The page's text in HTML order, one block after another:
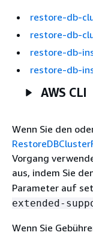
restore-db-
restore-db-
restore-db-
restore-db-
AWS CLI
Wenn Sie den
Vorgang
aus, indem Sie
Parameter auf
extended-
Wenn Sie